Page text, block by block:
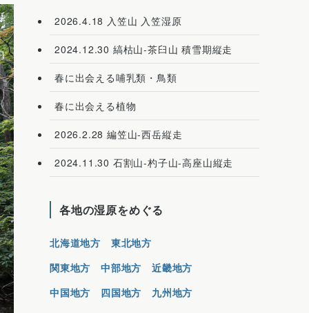
2026.4.18 入笠山 入笠湿原
2024.12.30 縞枯山-茶臼山 積雪期縦走
春に出会える哺乳類・鳥類
春に出会える植物
2026.2.28 編笠山-西岳縦走
2024.11.30 石割山-杓子山-高座山縦走
各地の湿原をめぐる
北海道地方
東北地方
関東地方
中部地方
近畿地方
中国地方
四国地方 九州地方